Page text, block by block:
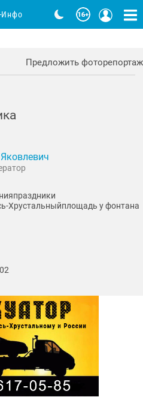
Предложить фоторепортаж
праздники
Хрустальныйплощадь у фонтана
Инфо